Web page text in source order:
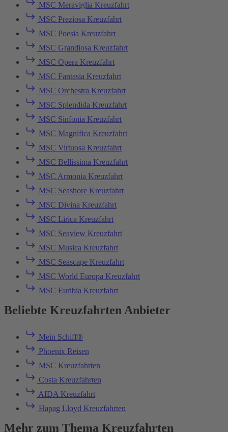
MSC Meraviglia Kreuzfahrt
MSC Preziosa Kreuzfahrt
MSC Poesia Kreuzfahrt
MSC Grandiosa Kreuzfahrt
MSC Opera Kreuzfahrt
MSC Fantasia Kreuzfahrt
MSC Orchestra Kreuzfahrt
MSC Splendida Kreuzfahrt
MSC Sinfonia Kreuzfahrt
MSC Magnifica Kreuzfahrt
MSC Virtuosa Kreuzfahrt
MSC Bellissima Kreuzfahrt
MSC Armonia Kreuzfahrt
MSC Seashore Kreuzfahrt
MSC Divina Kreuzfahrt
MSC Lirica Kreuzfahrt
MSC Seaview Kreuzfahrt
MSC Musica Kreuzfahrt
MSC Seascape Kreuzfahrt
MSC World Europa Kreuzfahrt
MSC Euribia Kreuzfahrt
Beliebte Kreuzfahrten Anbieter
Mein Schiff®
Phoenix Reisen
MSC Kreuzfahrten
Costa Kreuzfahrten
AIDA Kreuzfahrt
Hapag Lloyd Kreuzfahrten
Mehr zum Thema Kreuzfahrten